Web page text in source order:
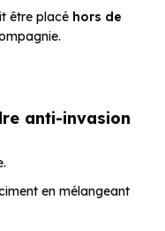
être placé hors de
anti-invasion
en mélangeant